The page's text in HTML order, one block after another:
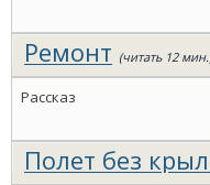
Ремонт (читать 12
Рассказ
Полет без